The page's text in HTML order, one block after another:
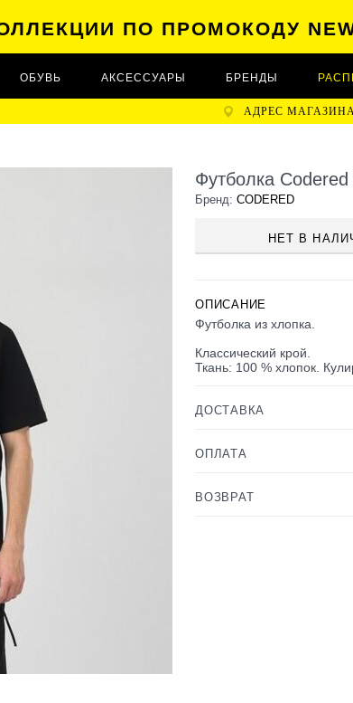
ПО ПРОМОКОДУ
АДРЕС
ОБУВЬ АКСЕССУАРЫ БРЕНДЫ
Футболка
Бренд: CODERED
НЕТ В
ОПИСАНИЕ
Футболка из хлопка.
Классический крой.
Ткань: 100 % хлопок.
ДОСТАВКА
ОПЛАТА
ВОЗВРАТ